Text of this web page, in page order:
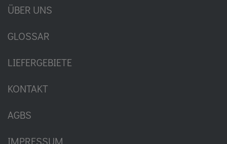
ÜBER UNS
GLOSSAR
LIEFERGEBIETE
KONTAKT
AGBS
IMPRESSUM